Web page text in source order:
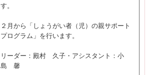
す。
２月から「しょうがい者（児）の親サポート
プログラム」を行います。
リーダー：殿村 久子・アシスタント：小
島 馨